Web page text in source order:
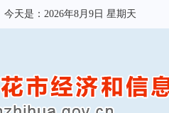
今天是： 2026年8月9日 星期天